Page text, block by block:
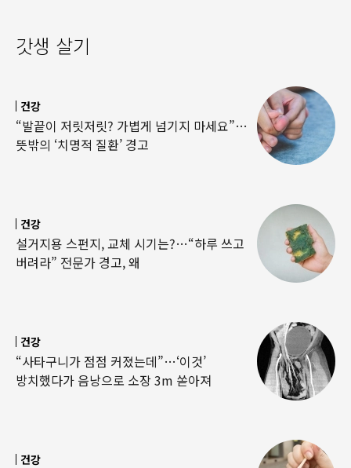
갓생 살기
건강
“발끝이 저릿저릿? 가볍게 넘기지 마세요”…
뜻밖의 ‘치명적 질환’ 경고
건강
설거지용 스펀지, 교체 시기는?…“하루 쓰고
버려라” 전문가 경고, 왜
건강
“사타구니가 점점 커졌는데”…‘이것’
방치했다가 음낭으로 소장 3m 쏟아져
건강